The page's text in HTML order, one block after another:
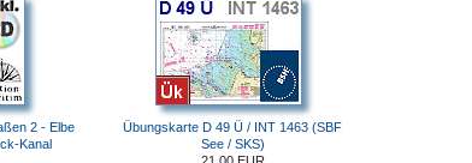
2 - Elbe
Kanal
Übungskarte D 49 Ü / INT 1463 (SBF
See / SKS)